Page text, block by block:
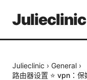
Julieclinic
Julieclinic › General ›
路由器设置 ⭐ vpn：